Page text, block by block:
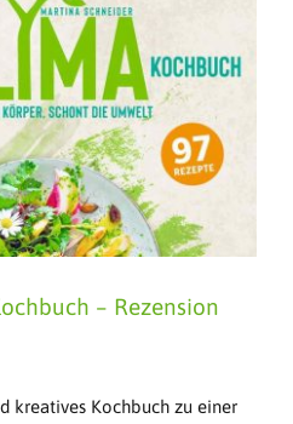
– Rezension
kreatives Kochbuch zu einer